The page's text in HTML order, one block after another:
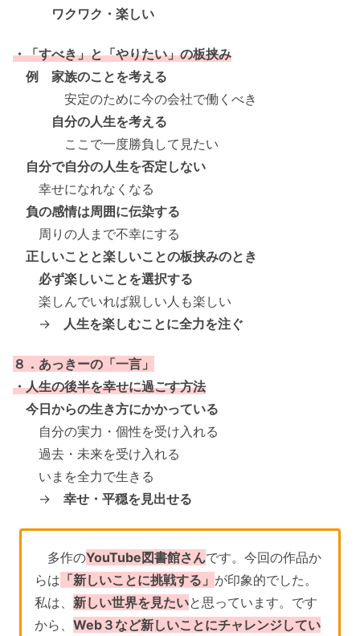
ワクワク・楽しい
・「すべき」と「やりたい」の板挟み
例 家族のことを考える
安定のために今の会社で働くべき
自分の人生を考える
ここで一度勝負して見たい
自分で自分の人生を否定しない
幸せになれなくなる
負の感情は周囲に伝染する
周りの人まで不幸にする
正しいことと楽しいことの板挟みのとき
必ず楽しいことを選択する
楽しんでいれば親しい人も楽しい
→ 人生を楽しむことに全力を注ぐ
８．あっきーの「一言」
・人生の後半を幸せに過ごす方法
今日からの生き方にかかっている
自分の実力・個性を受け入れる
過去・未来を受け入れる
いまを全力で生きる
→ 幸せ・平穏を見出せる
多作のYouTube図書館さんです。今回の作品か
らは 「新しいことに挑戦する」 が印象的でした。
私は、 新しい世界を見たいと思っています。です
から、Web３など新しいことにチャレンジしてい